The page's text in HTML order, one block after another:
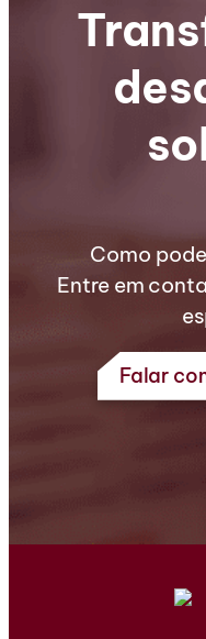
Como
Entre em
Falar